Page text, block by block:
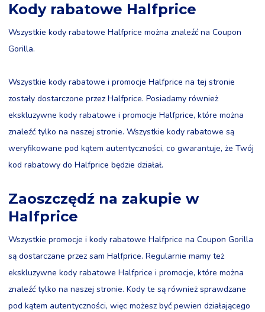
Kody rabatowe Halfprice
Wszystkie kody rabatowe Halfprice można znaleźć na Coupon
Gorilla.
Wszystkie kody rabatowe i promocje Halfprice na tej stronie
zostały dostarczone przez Halfprice. Posiadamy również
ekskluzywne kody rabatowe i promocje Halfprice, które można
znaleźć tylko na naszej stronie. Wszystkie kody rabatowe są
weryfikowane pod kątem autentyczności, co gwarantuje, że Twój
kod rabatowy do Halfprice będzie działał.
Zaoszczędź na zakupie w
Halfprice
Wszystkie promocje i kody rabatowe Halfprice na Coupon Gorilla
są dostarczane przez sam Halfprice. Regularnie mamy też
ekskluzywne kody rabatowe Halfprice i promocje, które można
znaleźć tylko na naszej stronie. Kody te są również sprawdzane
pod kątem autentyczności, więc możesz być pewien działającego